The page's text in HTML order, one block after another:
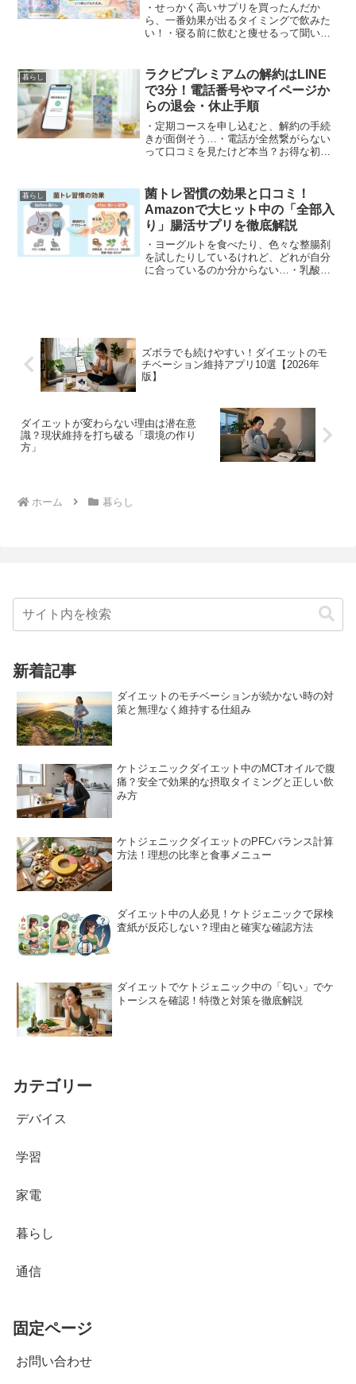
・せっかく高いサプリを買ったんだか
ら、一番効果が出るタイミングで飲みた
い！・寝る前に飲むと痩せるって聞いた
アムを手に入れたあなたが、次に悩むの
が「飲み方」の問題ではない...
暮らし
ラクビプレミアムの解約はLINE
で3分！電話番号やマイページか
らの退会・休止手順
・定期コースを申し込むと、解約の手続
きが面倒そう…・電話が全然繋がらない
って口コミを見たけど本当？お得な初回
かった時にスムーズに辞められるか不安
で、最後の一歩が踏み出せ...
暮らし
菌トレ習慣の効果と口コミ！
Amazonで大ヒット中の「全部入
り」腸活サプリを徹底解説
・ヨーグルトを食べたり、色々な整腸剤
を試したりしているけれど、どれが自分
に合っているのか分からない…・乳酸菌
ズボラでも続けやすい！ダイエットのモ
チベーション維持アプリ10選【2026年
版】
ダイエットが変わらない理由は潜在意
識？現状維持を打ち破る「環境の作り
方」
ホーム 暮らし
新着記事
ダイエットのモチベーションが続かない時の対
策と無理なく維持する仕組み
ケトジェニックダイエット中のMCTオイルで腹
痛？安全で効果的な摂取タイミングと正しい飲
み方
ケトジェニックダイエットのPFCバランス計算
方法！理想の比率と食事メニュー
ダイエット中の人必見！ケトジェニックで尿検
査紙が反応しない？理由と確実な確認方法
ダイエットでケトジェニック中の「匂い」でケ
トーシスを確認！特徴と対策を徹底解説
カテゴリー
デバイス
学習
家電
暮らし
通信
固定ページ
お問い合わせ